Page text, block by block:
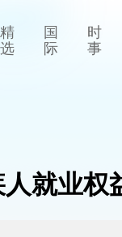
精
选
国
际
时
事
就业权